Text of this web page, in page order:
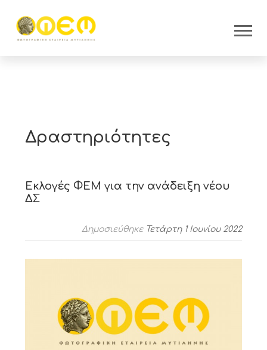
Δραστηριότητες
Εκλογές ΦΕΜ για την ανάδειξη νέου
ΔΣ
Δημοσιεύθηκε Τετάρτη 1 Ιουνίου 2022